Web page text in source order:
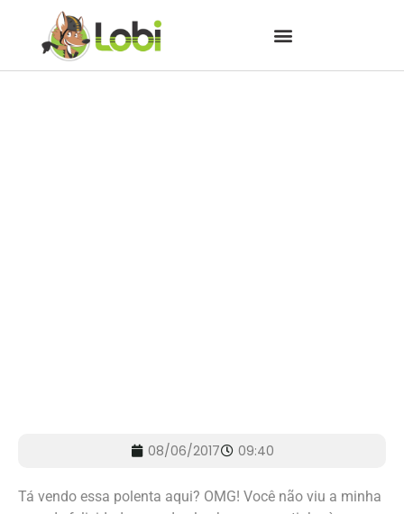
08/06/2017 09:40
Tá vendo essa polenta aqui? OMG! Você não viu a minha